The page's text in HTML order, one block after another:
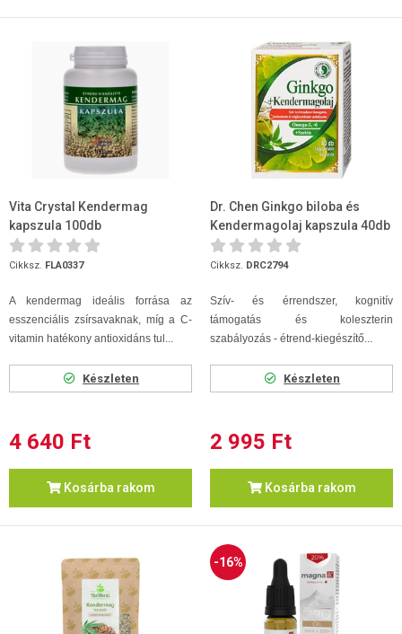
Vita Crystal Kendermag
kapszula 100db
Cikksz. FLA0337
A kendermag ideális forrása az
esszenciális zsírsavaknak, míg a C-
vitamin hatékony antioxidáns tul...
Készleten
4 640 Ft
Kosárba rakom
Dr. Chen Ginkgo biloba és
Kendermagolaj kapszula 40db
Cikksz. DRC2794
Szív- és érrendszer, kognitív
támogatás és koleszterin
szabályozás - étrend-kiegészítő...
Készleten
2 995 Ft
Kosárba rakom
-16%